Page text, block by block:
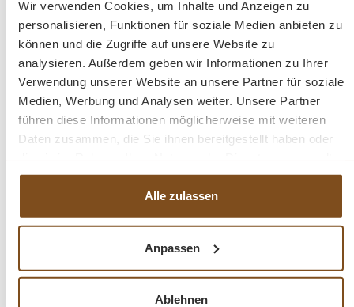
Wir verwenden Cookies, um Inhalte und Anzeigen zu
personalisieren, Funktionen für soziale Medien anbieten zu
können und die Zugriffe auf unsere Website zu
analysieren. Außerdem geben wir Informationen zu Ihrer
Verwendung unserer Website an unsere Partner für soziale
Medien, Werbung und Analysen weiter. Unsere Partner
führen diese Informationen möglicherweise mit weiteren
Daten zusammen, die Sie ihnen bereitgestellt haben oder
haben.
Alle zulassen
Anpassen
Ablehnen
Durchmesser: ca. 55 cm ; Höhe: ca. 60 cm
Fragen zum Produkt?
Menü schließen
Produktinformationen "Original
Gitter"
alten Industrie-Gebäuden und wurden aus Metall gefertigt.Die Lampe hat
einen wunderschönen, rustikalen Look und passt wunderbar zu unseren
Möbeln.
Produktgalerie überspringen
Ähnliche Produkte
Rabatt Rabatt